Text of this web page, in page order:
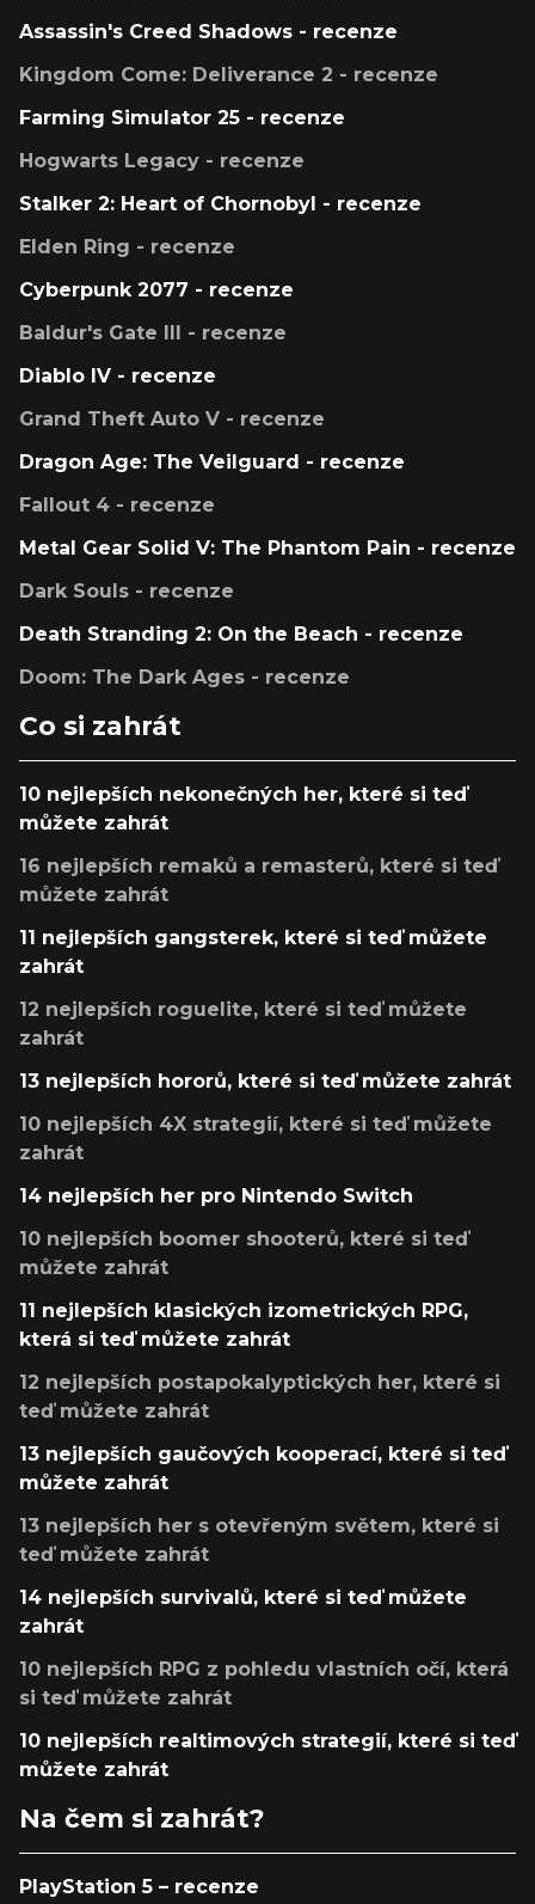
Assassin's Creed Shadows - recenze
Kingdom Come: Deliverance 2 - recenze
Farming Simulator 25 - recenze
Hogwarts Legacy - recenze
Stalker 2: Heart of Chornobyl - recenze
Elden Ring - recenze
Cyberpunk 2077 - recenze
Baldur's Gate III - recenze
Diablo IV - recenze
Grand Theft Auto V - recenze
Dragon Age: The Veilguard - recenze
Fallout 4 - recenze
Metal Gear Solid V: The Phantom Pain - recenze
Dark Souls - recenze
Death Stranding 2: On the Beach - recenze
Doom: The Dark Ages - recenze
Co si zahrát
10 nejlepších nekonečných her, které si teď
můžete zahrát
16 nejlepších remaků a remasterů, které si teď
můžete zahrát
11 nejlepších gangsterek, které si teď můžete
zahrát
12 nejlepších roguelite, které si teď můžete
zahrát
13 nejlepších hororů, které si teď můžete zahrát
10 nejlepších 4X strategií, které si teď můžete
zahrát
14 nejlepších her pro Nintendo Switch
10 nejlepších boomer shooterů, které si teď
můžete zahrát
11 nejlepších klasických izometrických RPG,
která si teď můžete zahrát
12 nejlepších postapokalyptických her, které si
teď můžete zahrát
13 nejlepších gaučových kooperací, které si teď
můžete zahrát
13 nejlepších her s otevřeným světem, které si
teď můžete zahrát
14 nejlepších survivalů, které si teď můžete
zahrát
10 nejlepších RPG z pohledu vlastních očí, která
si teď můžete zahrát
10 nejlepších realtimových strategií, které si teď
můžete zahrát
Na čem si zahrát?
PlayStation 5 – recenze